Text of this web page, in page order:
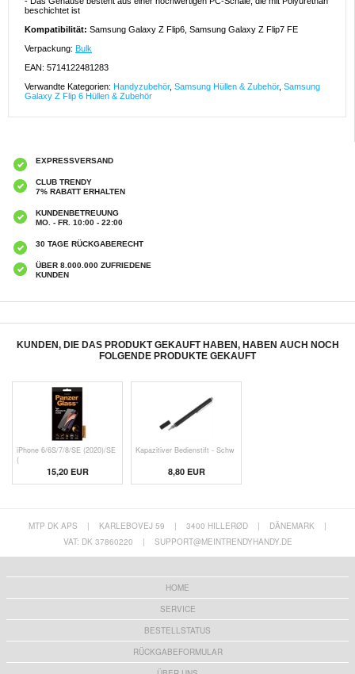
beschichtet ist
Kompatibilität: Samsung Galaxy Z Flip6, Samsung Galaxy Z Flip7 FE
Verpackung: Bulk
EAN: 5714122481283
Verwandte Kategorien: Handyzubehör, Samsung Hüllen & Zubehör, Samsung
Galaxy Z Flip 6 Hüllen & Zubehör
EXPRESSVERSAND
CLUB TRENDY
7% RABATT ERHALTEN
KUNDENBETREUUNG
MO. - FR. 10:00 - 22:00
30 TAGE RÜCKGABERECHT
ÜBER 8.000.000 ZUFRIEDENE
KUNDEN
KUNDEN, DIE DAS PRODUKT GEKAUFT HABEN, HABEN AUCH NOCH
FOLGENDE PRODUKTE GEKAUFT
iPhone 6/6S/7/8/SE (2020)/SE
(
15,20 EUR
Kapazitiver Bedienstift - Schw
8,80 EUR
MTP DK APS | KARLEBOVEJ 59 | 3400 HILLERØD | DÄNEMARK
|
VAT: DK 37860220
| SUPPORT@MEINTRENDYHANDY.DE
HOME
SERVICE
BESTELLSTATUS
RÜCKGABEFORMULAR